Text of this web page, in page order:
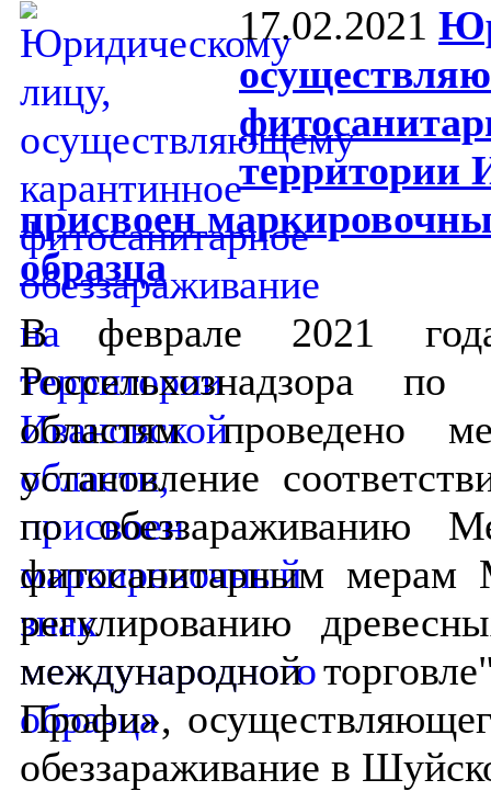
17.02.2021
территории
присвоен
образца
В феврале 2021 года
Россельхознадзора
областям проведено
установление
по обеззараживанию
фитосанитарным
регулированию
международной
Профи»,
обеззараживание в